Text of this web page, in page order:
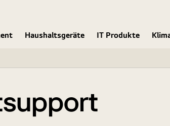
Haushaltsgeräte IT Produkte